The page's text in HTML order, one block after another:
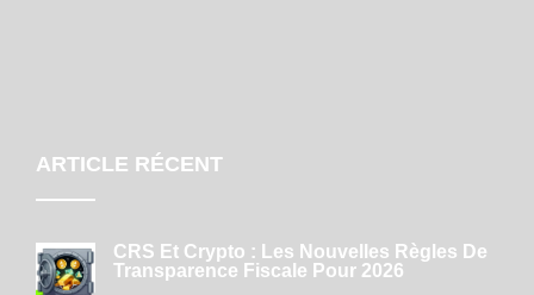
ARTICLE RÉCENT
CRS Et Crypto : Les Nouvelles Règles De
Transparence Fiscale Pour 2026